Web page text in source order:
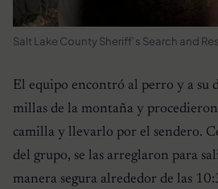
Salt Lake County Sheriff’s Search and
El equipo encontró al perro y a su
millas de la montaña y
camilla y llevarlo por el sendero.
del grupo, se las arreglaron para
manera segura alrededor de las